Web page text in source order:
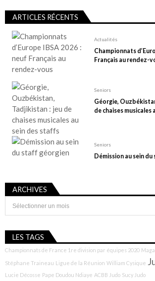
d
e
s
p
u
b
l
i
c
a
t
n
s
ARTICLES RÉCENTS
Actualités
Championnats
Français au rendez-
Seniors
Géorgie,
de chaises musicales
Seniors
Démission au sein
ARCHIVES
Archives
LES TAGS
Championnats de France 1re division par équipes 2020
Stéphane Traineau Ligue de la Réunion William Cysique
Lucie Décosse Pape Doudou Ndiaye ACBB Judo Sucy Judo